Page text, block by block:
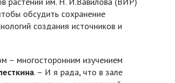
обсудить сохранение
создания источников и
– многосторонним изучением
. – И я рада, что в зале